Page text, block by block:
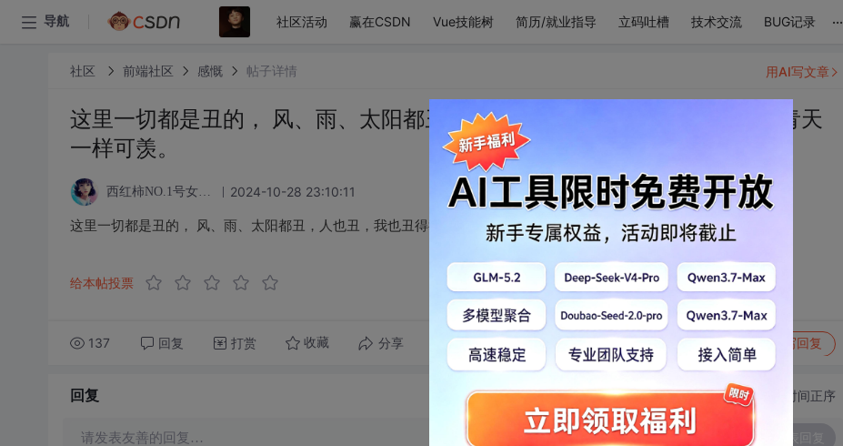
导航 社区活动 赢在CSDN Vue技能树 简历/就业指导 立码吐槽 技术交流 BUG记录 ...
社区 前端社区 感慨 帖子详情
这里一切都是丑的， 风、雨、太阳都丑，人也丑，我也丑得很。 只有你是青天
一样可羡。
西红柿NO.1号女粉丝 2024-10-28 23:10:11
这里一切都是丑的， 风、雨、太阳都丑，人也丑，我也丑得很。 只有你是青天一样可羡。
给本帖投票
137 回复 打赏 收藏 分享 转发到动态 举报 写回复
用AI写文章
回复 切换为时间正序
请发表友善的回复…